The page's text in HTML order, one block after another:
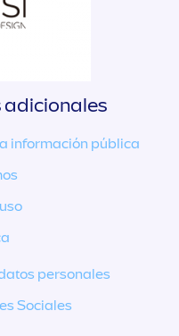
adicionales
información pública
personales
Sociales